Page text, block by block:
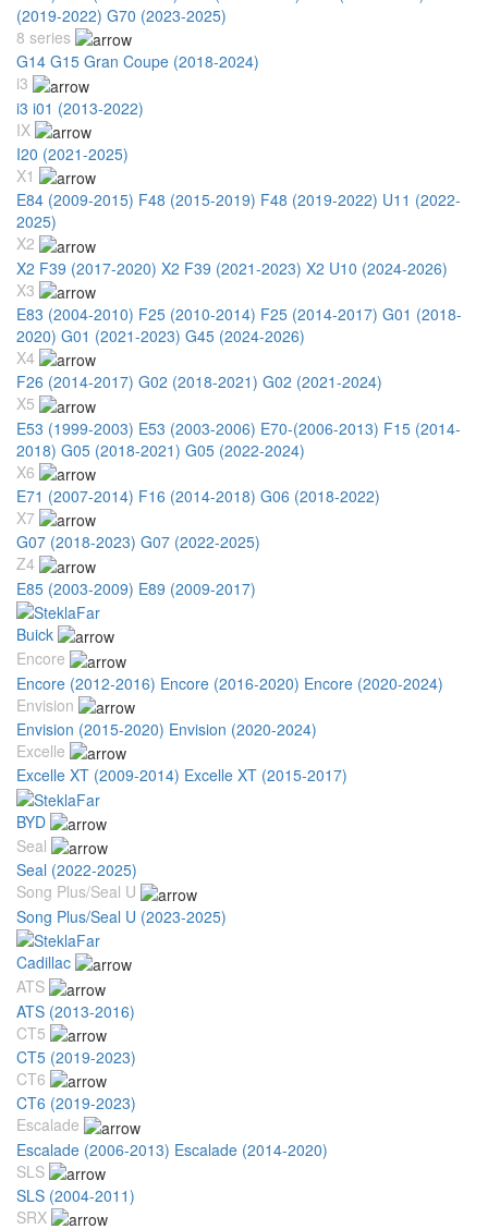
(2019-2022) G70 (2023-2025)
8 series
G14 G15 Gran Coupe (2018-2024)
i3
i3 i01 (2013-2022)
IX
I20 (2021-2025)
X1
E84 (2009-2015) F48 (2015-2019) F48 (2019-2022) U11 (2022-
2025)
X2
X2 F39 (2017-2020) X2 F39 (2021-2023) X2 U10 (2024-2026)
X3
E83 (2004-2010) F25 (2010-2014) F25 (2014-2017) G01 (2018-
2020) G01 (2021-2023) G45 (2024-2026)
X4
F26 (2014-2017) G02 (2018-2021) G02 (2021-2024)
X5
E53 (1999-2003) E53 (2003-2006) E70-(2006-2013) F15 (2014-
2018) G05 (2018-2021) G05 (2022-2024)
X6
E71 (2007-2014) F16 (2014-2018) G06 (2018-2022)
X7
G07 (2018-2023) G07 (2022-2025)
Z4
E85 (2003-2009) E89 (2009-2017)
Buick
Encore
Encore (2012-2016) Encore (2016-2020) Encore (2020-2024)
Envision
Envision (2015-2020) Envision (2020-2024)
Excelle
Excelle XT (2009-2014) Excelle XT (2015-2017)
BYD
Seal
Seal (2022-2025)
Song Plus/Seal U
Song Plus/Seal U (2023-2025)
Cadillac
ATS
ATS (2013-2016)
CT5
CT5 (2019-2023)
CT6
CT6 (2019-2023)
Escalade
Escalade (2006-2013) Escalade (2014-2020)
SLS
SLS (2004-2011)
SRX